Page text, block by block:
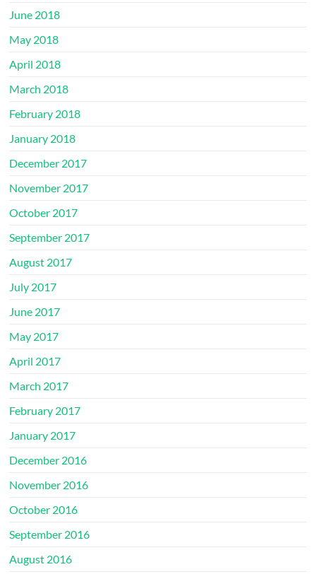
June 2018
May 2018
April 2018
March 2018
February 2018
January 2018
December 2017
November 2017
October 2017
September 2017
August 2017
July 2017
June 2017
May 2017
April 2017
March 2017
February 2017
January 2017
December 2016
November 2016
October 2016
September 2016
August 2016